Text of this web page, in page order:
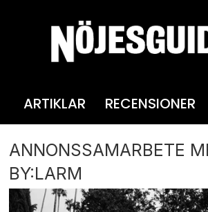
ARTIKLAR RECENSIONER
ANNONSSAMARBETE
BY:LARM